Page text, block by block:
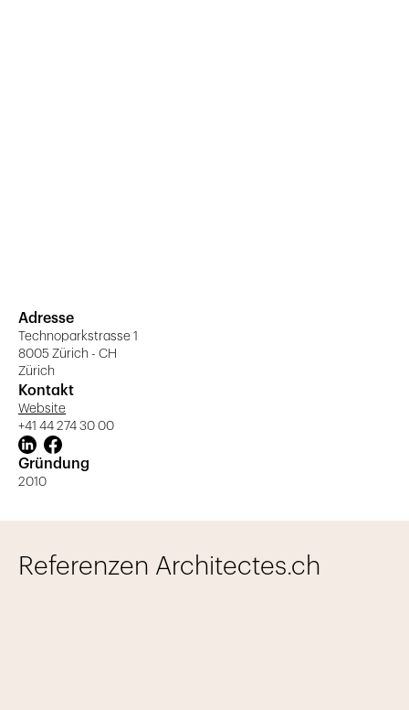
Adresse
Technoparkstrasse 1
8005 Zürich - CH
Zürich
Kontakt
Website
+41 44 274 30 00
Gründung
2010
Referenzen Architectes.ch